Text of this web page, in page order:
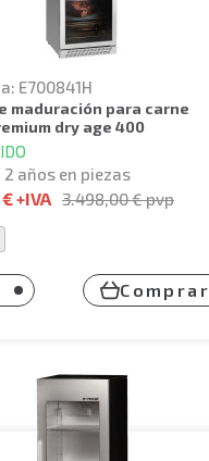
E700841H
dry age 400
años en piezas
€+IVA 3.498,00 €pvp
Comprar